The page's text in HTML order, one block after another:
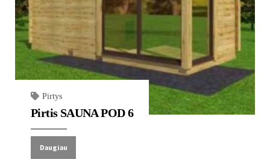
Pirtys
Pirtis SAUNA POD 6
Daugiau